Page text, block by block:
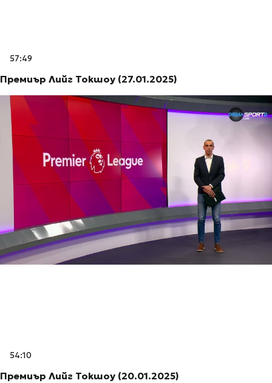
57:49
Премиър Лийг Токшоу (27.01.2025)
54:10
Премиър Лийг Токшоу (20.01.2025)